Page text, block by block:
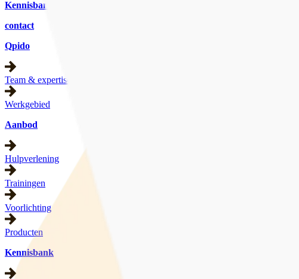
Kennisbank
contact
Qpido
Team & expertise
Werkgebied
Aanbod
Hulpverlening
Trainingen
Voorlichting
Producten
Kennisbank